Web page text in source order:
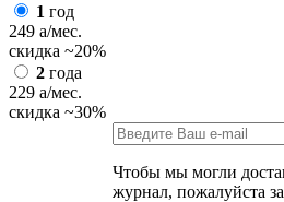
1 год
249 a/мес.
скидка ~20%
2 года
229 a/мес.
скидка ~30%
Чтобы мы могли
журнал, пожалуйста